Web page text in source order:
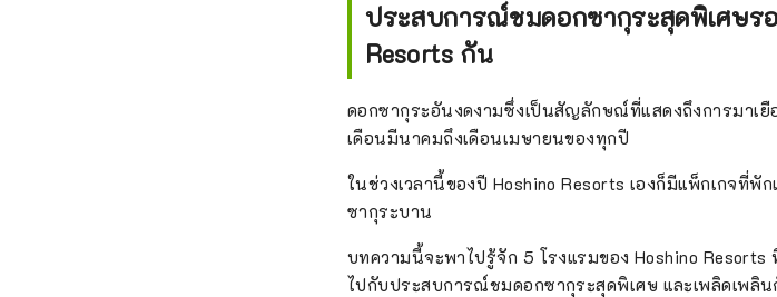
ประสบการณ์ชมดอกซากุระสุดพิเศษร
Resorts กัน
ดอกซากุระอันงดงามซึ่งเป็นสัญลักษณ์ที่แสดงถึงการมาเ
เดือนมีนาคมถึงเดือนเมษายนของทุกปี
ในช่วงเวลานี้ของปี Hoshino Resorts เองก็มีแพ็กเกจที่
ซากุระบาน
บทความนี้จะพาไปรู้จัก 5 โรงแรมของ Hoshino
ไปกับประสบการณ์ชมดอกซากุระสุดพิเศษ และเพลิดเพลิ